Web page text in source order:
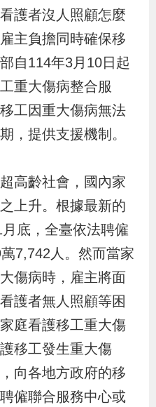
護者沒人照顧怎麼
主負擔同時確保移
自114年3月10日起
重大傷病整合服
工因重大傷病無法
，提供支援機制。
齡社會，國內家
上升。根據最新的
底，全臺依法聘僱
7,742人。然而當家
傷病時，雇主將面
護者無人照顧等困
庭看護移工重大傷
移工發生重大傷
向各地方政府的移
僱聯合服務中心或